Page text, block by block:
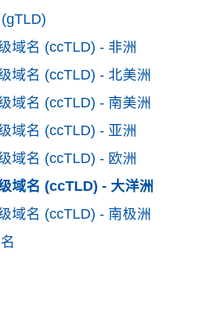
域名 (ccTLD) - 非洲
域名 (ccTLD) - 北美洲
域名 (ccTLD) - 南美洲
域名 (ccTLD) - 亚洲
域名 (ccTLD) - 欧洲
域名 (ccTLD) - 大洋洲
域名 (ccTLD) - 南极洲